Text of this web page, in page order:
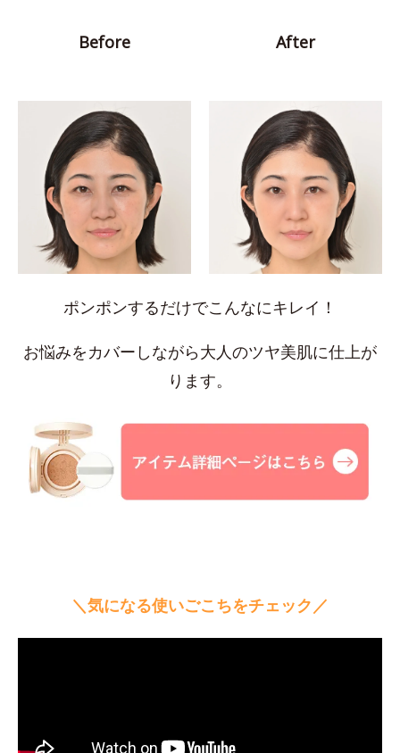
Before After
ポンポンするだけでこんなにキレイ！
お悩みをカバーしながら大人のツヤ美肌に仕上が
ります。
＼気になる使いごこちをチェック／